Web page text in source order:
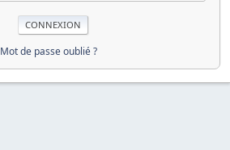
Mot de passe oublié ?